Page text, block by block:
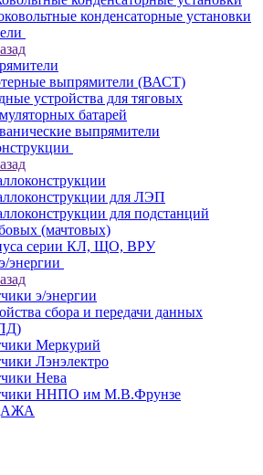
конденсаторные установки
выпрямители (ВАСТ)
устройства для тяговых
батарей
выпрямители
для ЛЭП
для подстанций
(мачтовых)
серии КЛ, ЩО, ВРУ
энергии
э/энергии
сбора и передачи данных
Меркурий
Лэнэлектро
Нева
ННПО им М.В.Фрунзе